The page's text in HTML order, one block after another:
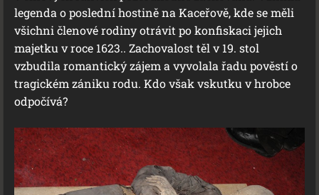
legenda o poslední hostině na Kaceřově, kde se měli
všichni členové rodiny otrávit po konfiskaci jejich
majetku v roce 1623.. Zachovalost těl v 19. stol
vzbudila romantický zájem a vyvolala řadu pověstí o
tragickém zániku rodu. Kdo však vskutku v hrobce
odpočívá?